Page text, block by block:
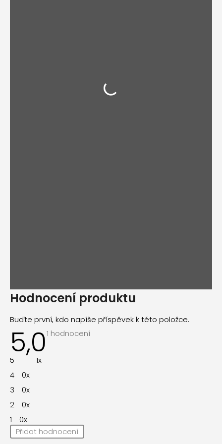
Hodnocení produktu
Buďte první, kdo napíše příspěvek k této položce.
5,0Průměrné
1 hodnocení
5
1x
4
0x
3
0x
2
0x
1
0x
Přidat hodnocení